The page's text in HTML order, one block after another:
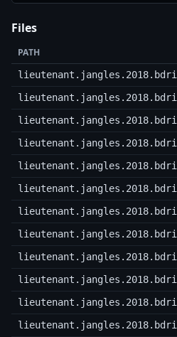
Files
PATH